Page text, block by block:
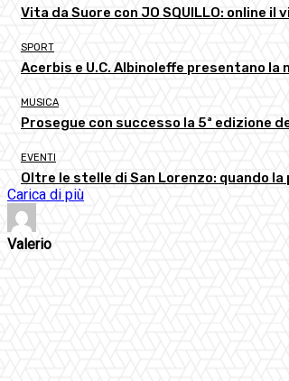
Vita da Suore con JO SQUILLO: online il
SPORT
Acerbis e U.C. Albinoleffe presentano
MUSICA
Prosegue con successo la 5ª edizione
EVENTI
Oltre le stelle di San Lorenzo: quando
Carica di più
Valerio